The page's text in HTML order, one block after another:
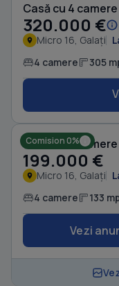
Casă cu 4
320.000 €
Micro 16, Galați
4 camere 305
Comision 0%
Casă cu 4 camere
199.000 €
Micro 16, Galați
4 camere 133
Vezi